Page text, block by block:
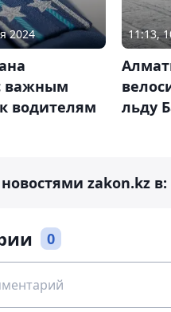
2024
важным
водителям
11:13,
льду
zakon.kz в:
0